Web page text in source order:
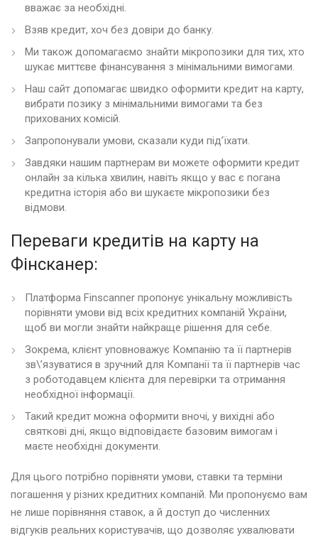
вважає за необхідні.
Взяв кредит, хоч без довіри до банку.
Ми також допомагаємо знайти мікропозики для тих, хто
шукає миттєве фінансування з мінімальними вимогами.
Наш сайт допомагає швидко оформити кредит на карту,
вибрати позику з мінімальними вимогами та без
прихованих комісій.
Запропонували умови, сказали куди під’їхати.
Завдяки нашим партнерам ви можете оформити кредит
онлайн за кілька хвилин, навіть якщо у вас є погана
кредитна історія або ви шукаєте мікропозики без
відмови.
Переваги кредитів на карту на
Фінсканер:
Платформа Finscanner пропонує унікальну можливість
порівняти умови від всіх кредитних компаній України,
щоб ви могли знайти найкраще рішення для себе.
Зокрема, клієнт уповноважує Компанію та її партнерів
зв\’язуватися в зручний для Компанії та її партнерів час
з роботодавцем клієнта для перевірки та отримання
необхідної інформації.
Такий кредит можна оформити вночі, у вихідні або
святкові дні, якщо відповідаєте базовим вимогам і
маєте необхідні документи.
Для цього потрібно порівняти умови, ставки та терміни
погашення у різних кредитних компаній. Ми пропонуємо вам
не лише порівняння ставок, а й доступ до численних
відгуків реальних користувачів, що дозволяє ухвалювати